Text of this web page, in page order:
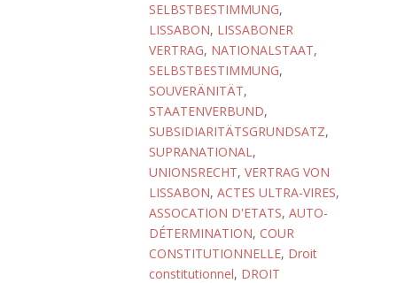
SELBSTBESTIMMUNG,
LISSABON, LISSABONER
VERTRAG, NATIONALSTAAT,
SELBSTBESTIMMUNG,
SOUVERÄNITÄT,
STAATENVERBUND,
SUBSIDIARITÄTSGRUNDSATZ,
SUPRANATIONAL,
UNIONSRECHT, VERTRAG VON
LISSABON, ACTES ULTRA-VIRES,
ASSOCATION D'ETATS, AUTO-
DÉTERMINATION, COUR
CONSTITUTIONNELLE, Droit
constitutionnel, DROIT